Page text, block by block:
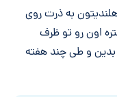
به ذرت روی
اون رو تو ظرف
بدین و طی چند هفته